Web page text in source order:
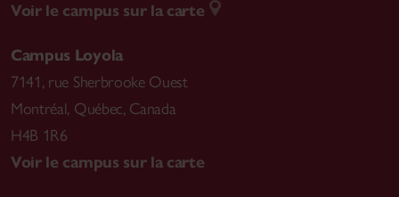
Voir le campus sur la carte
Campus Loyola
7141, rue Sherbrooke Ouest
Montréal, Québec, Canada
H4B 1R6
Voir le campus sur la carte